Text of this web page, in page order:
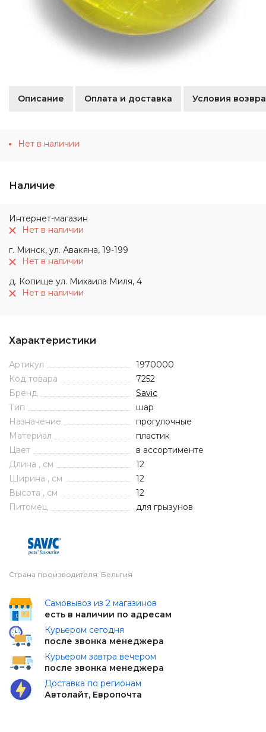
Описание Оплата и доставка Условия
Нет в наличии
Наличие
Интернет-магазин
Нет в наличии
г. Минск, ул. Авакяна, 19-199
Нет в наличии
д. Копище ул. Михаила Миля, 4
Нет в наличии
Характеристики
Артикул
1970000
Код товара
7252
Бренд
Savic
Тип
шар
Назначение
прогулочные
Материал
пластик
Цвет
в ассортименте
Длина , см
12
Ширина , см
12
Высота , см
12
Питомец
для грызунов
Страна производителя: Бельгия
Самовывоз из 2 магазинов
есть в наличии по адресам
Курьером сегодня
после звонка менеджера
Курьером завтра вечером
после звонка менеджера
Доставка по регионам
Автолайт, Европочта